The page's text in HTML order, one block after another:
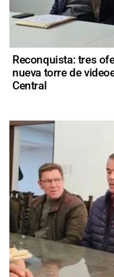
Reconquista: tres
nueva torre de
Central